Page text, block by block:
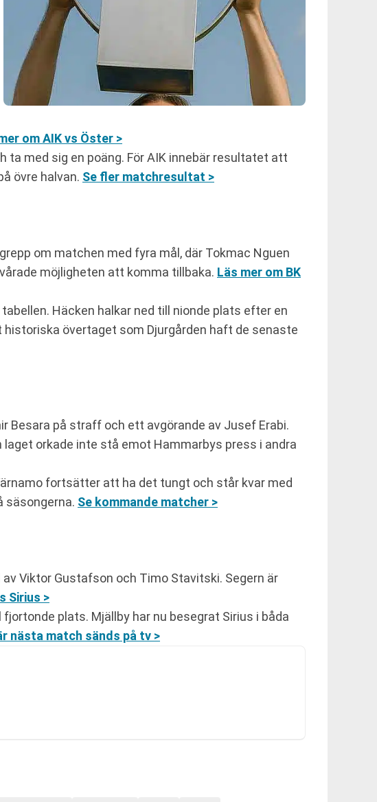
om AIK vs Öster >
med sig en poäng. För AIK innebär resultatet att
övre halvan. Se fler matchresultat >
om matchen med fyra mål, där Tokmac Nguen
möjligheten att komma tillbaka. Läs mer om BK
Häcken halkar ned till nionde plats efter en
övertaget som Djurgården haft de senaste
Besara på straff och ett avgörande av Jusef Erabi.
orkade inte stå emot Hammarbys press i andra
fortsätter att ha det tungt och står kvar med
säsongerna. Se kommande matcher >
Viktor Gustafson och Timo Stavitski. Segern är
Sirius >
plats. Mjällby har nu besegrat Sirius i båda
nästa match sänds på tv >